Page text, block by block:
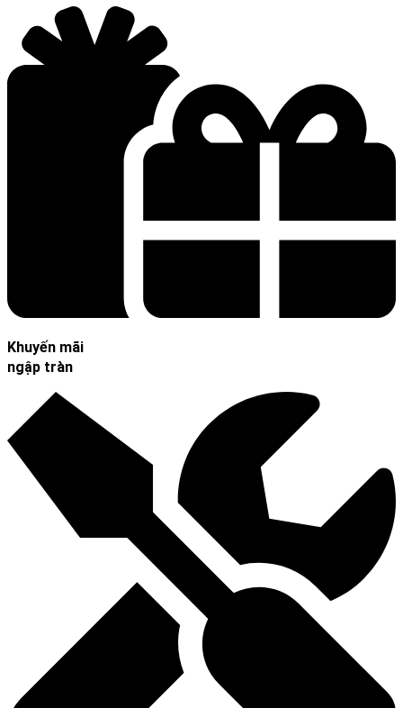
Khuyến mãi
ngập tràn